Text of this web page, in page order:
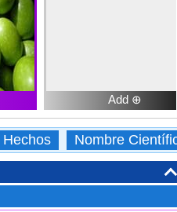
Add ⊕
Hechos Nombre